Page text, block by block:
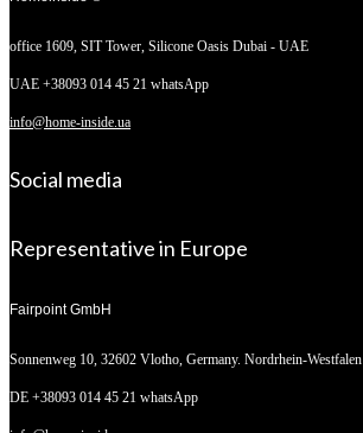
office 1609, SIT Tower, Silicone Oasis Dubai - UAE
UAE +38093 014 45 21 whatsApp
info@home-inside.ua
Social media
Representative in Europe
Fairpoint GmbH
Sonnenweg 10, 32602 Vlotho, Germany. Nordrhein-Westfalen
DE +38093 014 45 21 whatsApp